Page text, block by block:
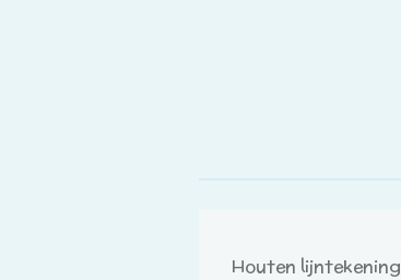
Houten lijntekening